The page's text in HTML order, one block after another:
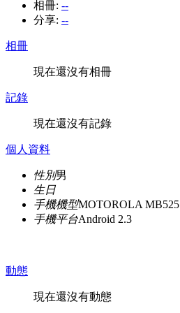
相冊: --
分享: --
相冊
現在還沒有相冊
記錄
現在還沒有記錄
個人資料
性別男
生日
手機機型MOTOROLA MB525
手機平台Android 2.3
動態
現在還沒有動態